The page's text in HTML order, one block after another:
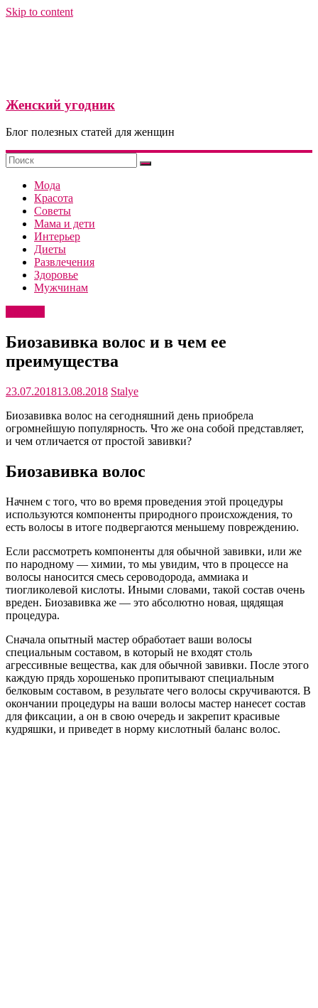
Skip to content
Женский угодник
Блог полезных статей для женщин
Мода
Красота
Советы
Мама и дети
Интерьер
Диеты
Развлечения
Здоровье
Мужчинам
Биозавивка волос и в чем ее
преимущества
23.07.201813.08.2018 Stalye
Биозавивка волос на сегодняшний день приобрела
огромнейшую популярность. Что же она собой представляет,
и чем отличается от простой завивки?
Биозавивка волос
Начнем с того, что во время проведения этой процедуры
используются компоненты природного происхождения, то
есть волосы в итоге подвергаются меньшему повреждению.
Если рассмотреть компоненты для обычной завивки, или же
по народному — химии, то мы увидим, что в процессе на
волосы наносится смесь сероводорода, аммиака и
тиогликолевой кислоты. Иными словами, такой состав очень
вреден. Биозавивка же — это абсолютно новая, щядящая
процедура.
Сначала опытный мастер обработает ваши волосы
специальным составом, в который не входят столь
агрессивные вещества, как для обычной завивки. После этого
каждую прядь хорошенько пропитывают специальным
белковым составом, в результате чего волосы скручиваются. В
окончании процедуры на ваши волосы мастер нанесет состав
для фиксации, а он в свою очередь и закрепит красивые
кудряшки, и приведет в норму кислотный баланс волос.